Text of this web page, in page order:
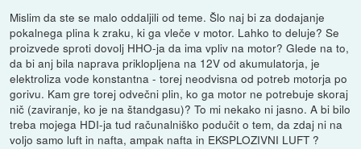
Mislim da ste se malo oddaljili od teme. Šlo naj bi za dodajanje
pokalnega plina k zraku, ki ga vleče v motor. Lahko to deluje? Se
proizvede sproti dovolj HHO-ja da ima vpliv na motor? Glede na to,
da bi anj bila naprava priklopljena na 12V od akumulatorja, je
elektroliza vode konstantna - torej neodvisna od potreb motorja po
gorivu. Kam gre torej odvečni plin, ko ga motor ne potrebuje skoraj
nič (zaviranje, ko je na štandgasu)? To mi nekako ni jasno. A bi bilo
treba mojega HDI-ja tud računalniško podučit o tem, da zdaj ni na
voljo samo luft in nafta, ampak nafta in EKSPLOZIVNI LUFT ?